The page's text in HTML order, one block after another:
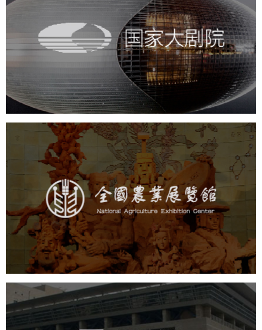
国家大剧院
智慧展馆 展馆网站建设
农业展览馆
文化艺术 展馆网站建设
博物馆展厅设计
数字博物馆建设
展厅空间设计
企业展厅设计
公司展厅设计
北京展厅设计 产品展厅设计
中国科学院文献情报中...